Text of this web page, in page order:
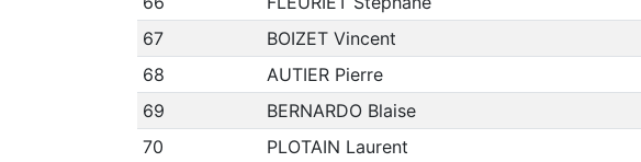
67
BOIZET Vincent
68
AUTIER Pierre
69
BERNARDO Blaise
70
PLOTAIN Laurent